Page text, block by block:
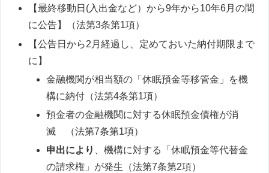
【最終移動日(入出金など）から9年から10年6月の間
に公告】（法第3条第1項）
【公告日から2月経過し、定めておいた納付期限まで
に】
金融機関が相当額の「休眠預金等移管金」を機
構に納付（法第4条第1項）
預金者の金融機関に対する休眠預金債権が消
滅 （法第7条第1項）
申出により
、機構に対する「休眠預金等代替金
の請求権」が発生（法第7条第2項）